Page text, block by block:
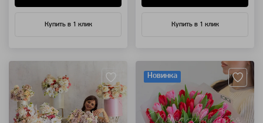
Купить в 1 клик Купить в 1 клик
Новинка